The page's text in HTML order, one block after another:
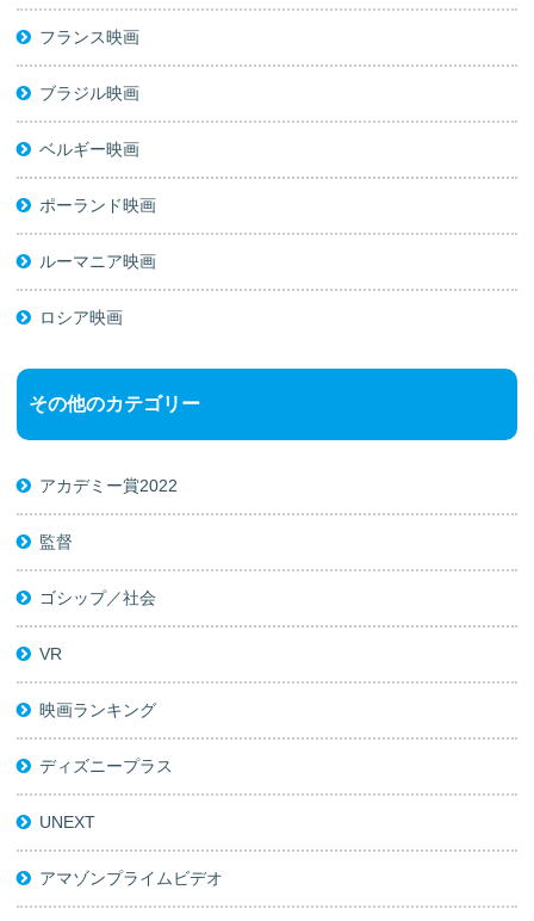
フランス映画
ブラジル映画
ベルギー映画
ポーランド映画
ルーマニア映画
ロシア映画
その他のカテゴリー
アカデミー賞2022
監督
ゴシップ／社会
VR
映画ランキング
ディズニープラス
UNEXT
アマゾンプライムビデオ